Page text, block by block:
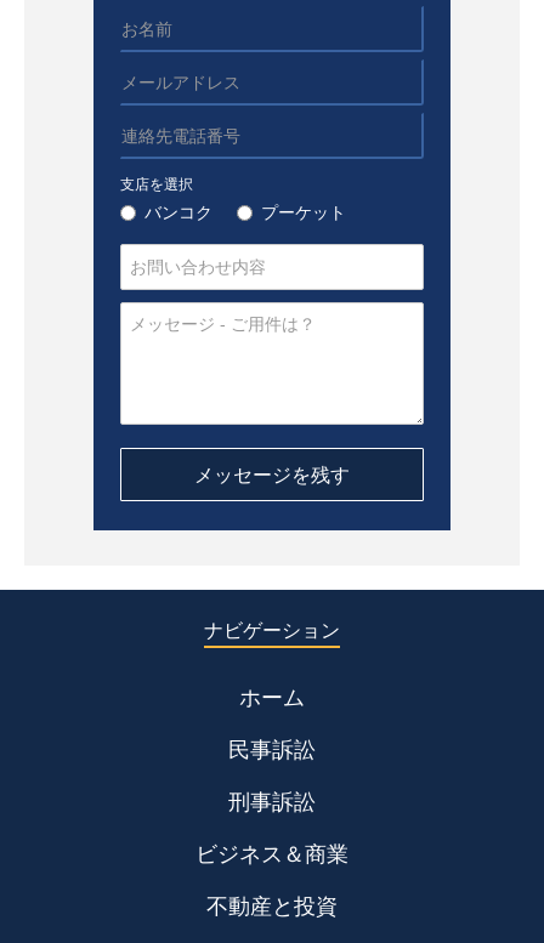
支店を選択
バンコク プーケット
ナビゲーション
ホーム
民事訴訟
刑事訴訟
ビジネス＆商業
不動産と投資